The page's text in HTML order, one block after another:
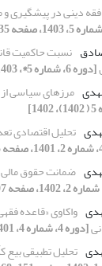
فقه دینی در پیشگیری و
نسبت حاکمیت
[دوره 6، شماره 5*، 1403، صفحه 487-502]
مرزهای سیاسی از
تحلیل اقتصادی
ضمانت حقوق مالی
واکاوی «قاعده
[دوره 4، شماره 4، 1401، صفحه 187-205]
تحلیل تطبیقی بیع